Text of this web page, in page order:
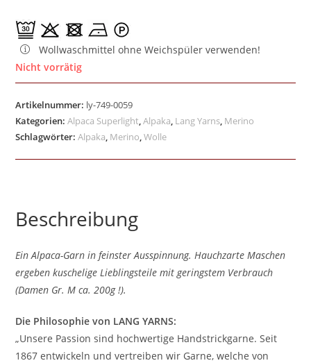
Wollwaschmittel ohne Weichspüler verwenden!
Nicht vorrätig
Artikelnummer: ly-749-0059
Kategorien:Alpaca Superlight ,Alpaka Lang Yarns Merino
Schlagwörter:Alpaka Merino ,Wolle
Beschreibung
Ein Alpaca-Garn in feinster Ausspinnung. Hauchzarte Maschen
ergeben kuschelige Lieblingsteile mit geringstem Verbrauch
(Damen Gr. M ca. 200g !).
Die Philosophie von LANG YARNS:
„Unsere Passion sind hochwertige Handstrickgarne. Seit
1867 entwickeln und vertreiben wir Garne, welche von